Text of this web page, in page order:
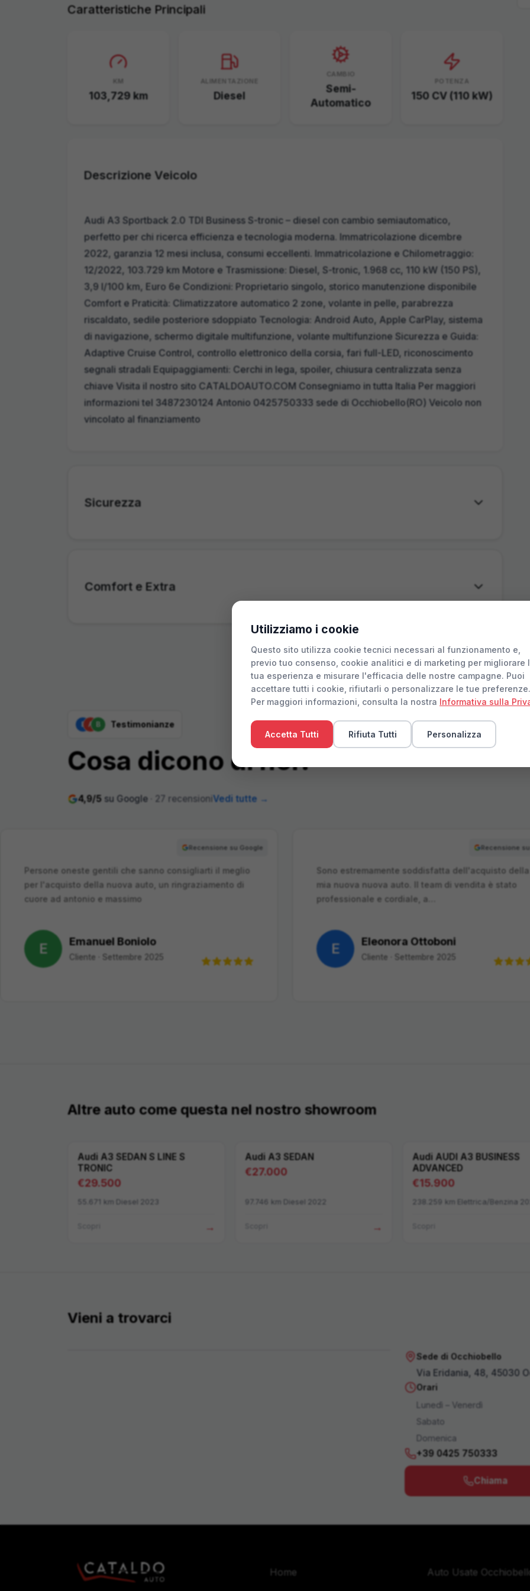
Caratteristiche Principali
KM
103,729 km
ALIMENTAZIONE
Diesel
CAMBIO
Semi-
Automatico
150 CV (110 kW)
Descrizione Veicolo
Audi A3 Sportback 2.0 TDI Business S-tronic – diesel con cambio semiautomatico,
perfetto per chi ricerca efficienza e tecnologia moderna. Immatricolazione dicembre
2022, garanzia 12 mesi inclusa, consumi eccellenti. Immatricolazione e Chilometraggio:
12/2022, 103.729 km Motore e Trasmissione: Diesel, S-tronic, 1.968 cc, 110 kW (150 PS),
3,9 l/100 km, Euro 6e Condizioni: Proprietario singolo, storico manutenzione disponibile
Comfort e Praticità: Climatizzatore automatico 2 zone, volante in pelle, parabrezza
riscaldato, sedile posteriore sdoppiato Tecnologia: Android Auto, Apple CarPlay, sistema
di navigazione, schermo digitale multifunzione, volante multifunzione Sicurezza e Guida:
Adaptive Cruise Control, controllo elettronico della corsia, fari full-LED, riconoscimento
segnali stradali Equipaggiamenti: Cerchi in lega, spoiler, chiusura centralizzata senza
chiave Visita il nostro sito CATALDOAUTO.COM Consegniamo in tutta Italia Per maggiori
informazioni tel 3487230124 Antonio 0425750333 sede di Occhiobello(RO) Veicolo non
vincolato al finanziamento
Sicurezza
Comfort e Extra
E A B Testimonianze
Cosa dicono di noi?
4,9/5 su Google 27 recensioni Vedi tutte →
il meglio
di
Sono estremamente soddisfatta dell'acquisto della
mia nuova nuova auto. Il team di vendita è stato
Cliente·Settembre 2025
Sono estremamente
mia nuova nuova
E Cliente·
Altre auto come questa nel nostro showroom
Audi A3 SEDAN S LINE S
TRONIC
€29.500
55.671 km Diesel
→
Audi A3 SEDAN
€27.000
97.746 km Diesel
→
Audi AUDI A3 BUSINESS
ADVANCED
€15.900
km Elettrica/Benzina
Vieni a trovarci
Sede di Occhiobello
Via Eridania, 48, 45030
Orari
Lunedì – Venerdì
Sabato
Domenica
+39 0425 750333
Chiama
Home
Auto Usate
Utilizziamo i cookie
Questo sito utilizza cookie tecnici necessari al funzionamento e,
previo tuo consenso, cookie analitici e di marketing per migliorare
tua esperienza e misurare l'efficacia delle nostre campagne. Puoi
accettare tutti i cookie, rifiutarli o personalizzare le tue preferenze.
Per maggiori informazioni, consulta la nostra Informativa sulla
Accetta Tutti Rifiuta Tutti Personalizza